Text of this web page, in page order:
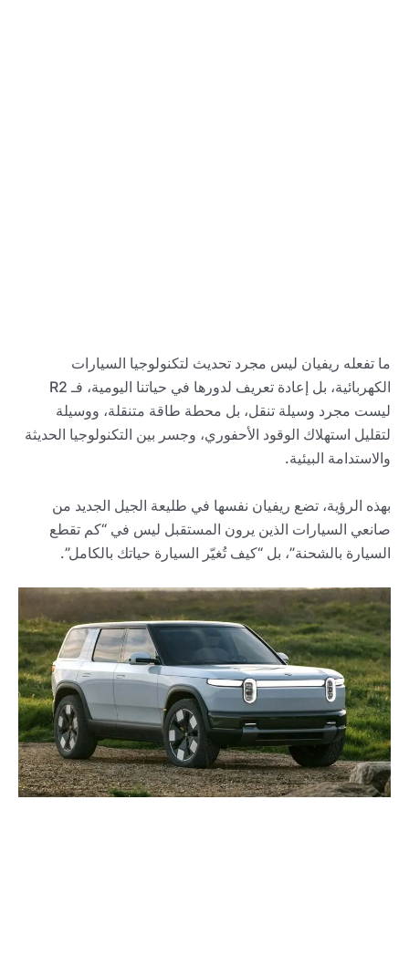
ما تفعله ريفيان ليس مجرد تحديث لتكنولوجيا السيارات
الكهربائية، بل إعادة تعريف لدورها في حياتنا اليومية، فـ R2
ليست مجرد وسيلة تنقل، بل محطة طاقة متنقلة، ووسيلة
لتقليل استهلاك الوقود الأحفوري، وجسر بين التكنولوجيا الحديثة
والاستدامة البيئية.
بهذه الرؤية، تضع ريفيان نفسها في طليعة الجيل الجديد من
صانعي السيارات الذين يرون المستقبل ليس في “كم تقطع
السيارة بالشحنة”، بل “كيف تُغيّر السيارة حياتك بالكامل”.